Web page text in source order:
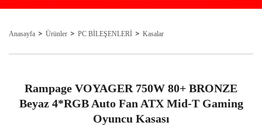
Anasayfa Ürünler PC BİLEŞENLERİ Kasalar
Rampage VOYAGER 750W 80+ BRONZE
Beyaz 4*RGB Auto Fan ATX Mid-T Gaming
Oyuncu Kasası